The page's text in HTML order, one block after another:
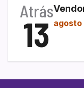
Atrás
13 agosto